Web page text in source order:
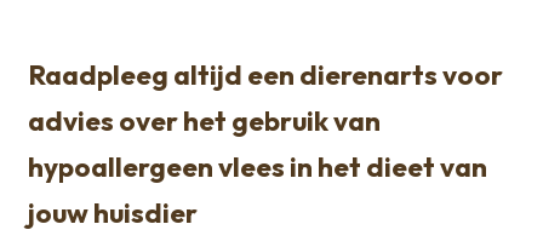
Raadpleeg altijd een dierenarts voor
advies over het gebruik van
hypoallergeen vlees in het dieet van
jouw huisdier